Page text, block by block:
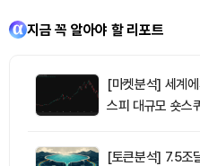
지금 꼭 알아야 할 리포트
[마켓분석] 세계
스피 대규모 숏스
[토큰분석] 7.5조